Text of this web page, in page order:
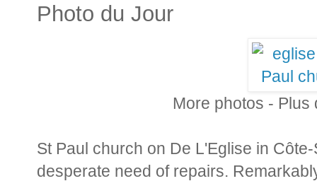
Photo du Jour
More photos -
St Paul church on De L'Eglise in
desperate need of repairs.